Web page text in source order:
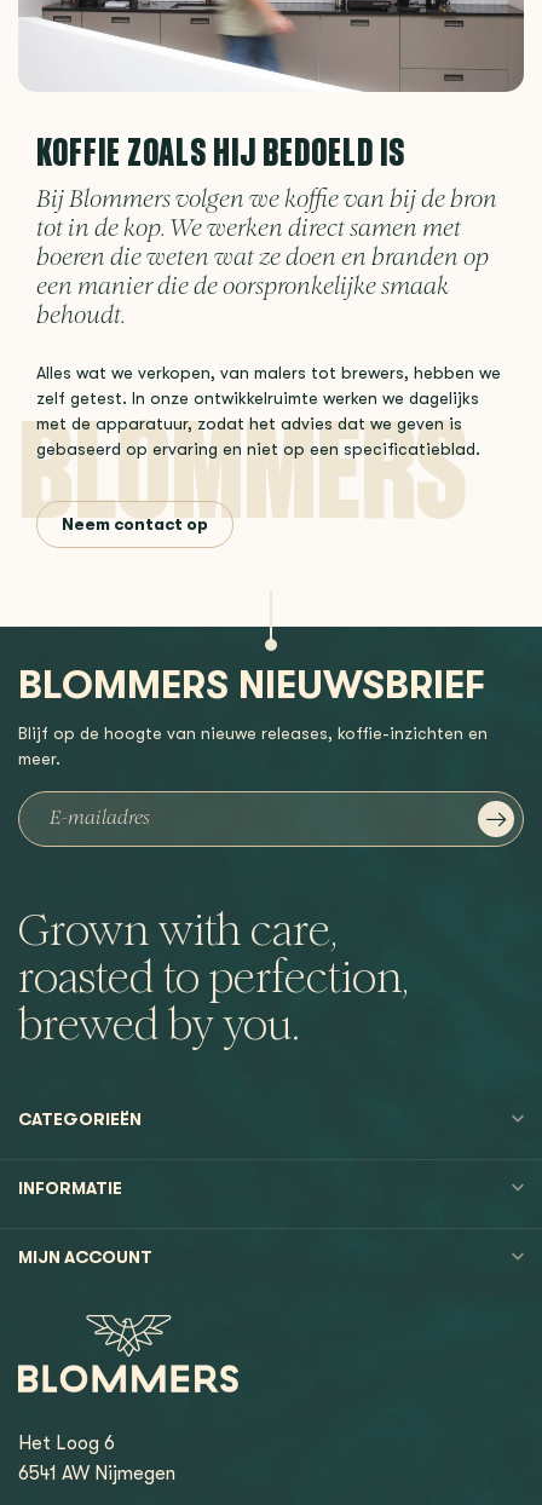
KOFFIE ZOALS HIJ BEDOELD IS
Bij Blommers volgen we koffie van bij de bron
tot in de kop. We werken direct samen met
boeren die weten wat ze doen en branden op
een manier die de oorspronkelijke smaak
behoudt.
Alles wat we verkopen, van malers tot brewers, hebben we
zelf getest. In onze ontwikkelruimte werken we dagelijks
met de apparatuur, zodat het advies dat we geven is
gebaseerd op ervaring en niet op een specificatieblad.
Neem contact op
Grown with care,
roasted to perfection,
brewed by you.
BLOMMERS NIEUWSBRIEF
Blijf op de hoogte van nieuwe releases, koffie-inzichten en
meer.
CATEGORIEËN
INFORMATIE
MIJN ACCOUNT
Het Loog 6
6541 AW Nijmegen